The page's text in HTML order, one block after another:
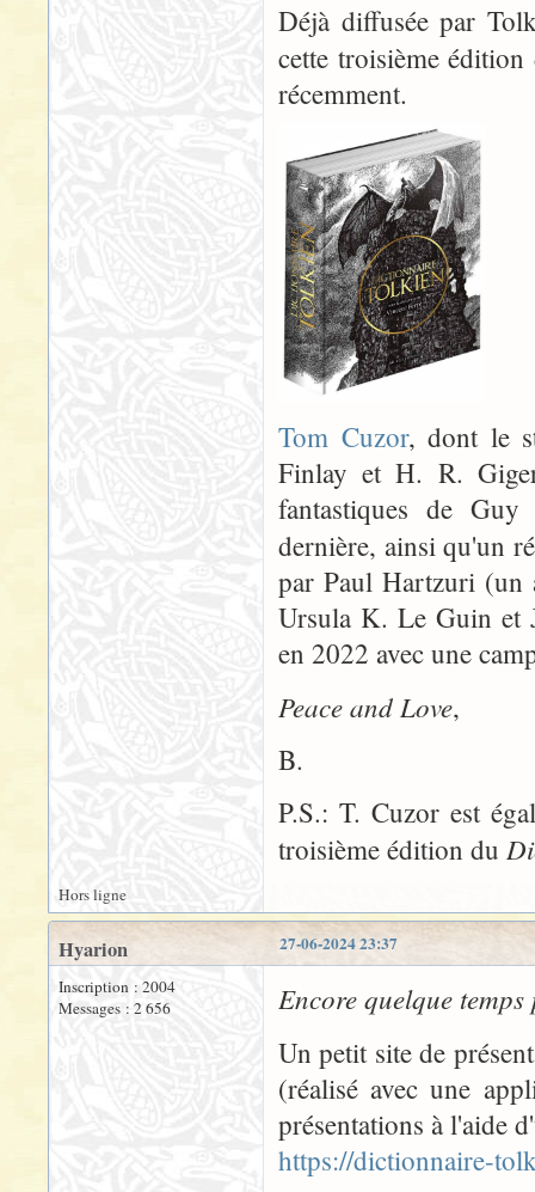
Déjà diffusée par
cette troisième
récemment.
Tom Cuzor, dont le
Finlay et H. R.
fantastiques de Guy
dernière, ainsi qu'un
par Paul Hartzuri (un
Ursula K. Le Guin et
en 2022 avec une
Peace and Love,
B.
P.S.: T. Cuzor est
troisième édition du
Hors ligne
27-06-2024 23:37
Hyarion
Inscription : 2004
Messages : 2 656
Encore quelque
Un petit site de
(réalisé avec une
présentations à l'aide
https://dictionnaire-